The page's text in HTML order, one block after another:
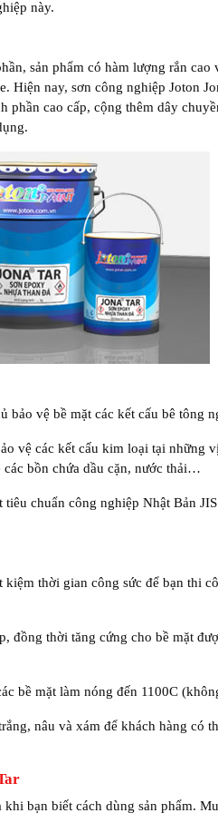
này.
sản phẩm có hàm lượng rắn cao
Hiện nay, sơn công nghiệp Joton
cao cấp, cộng thêm dây
bảo vệ bề mặt các kết cấu bê tông
vệ các kết cấu kim loại tại
các bồn chứa dầu cặn, nước thải…
chuẩn công nghiệp Nhật Bản
thời gian công sức để bạn thi
đồng thời tăng cứng cho bề mặt
bề mặt làm nóng đến 1100C
nâu và xám để khách hàng có
bạn biết cách dùng sản phẩm.